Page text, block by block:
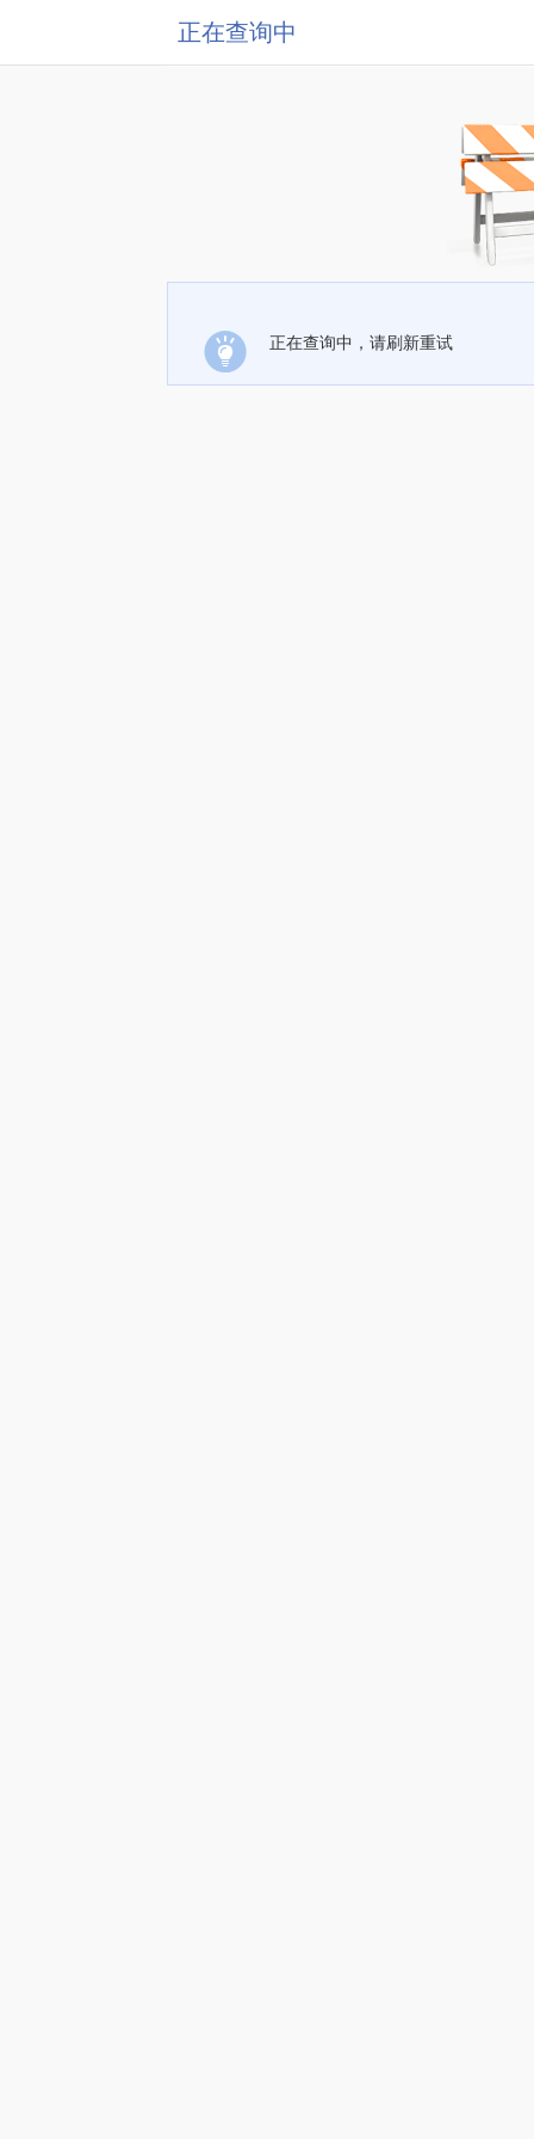
正在查询中
正在查询中，请刷新重试